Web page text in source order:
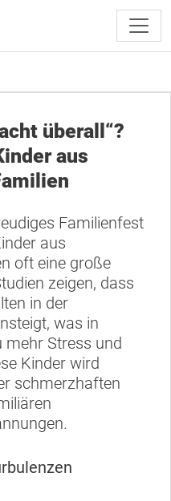
überall“?
aus
Familienfest
aus
oft eine große
zeigen, dass
in der
was in
mehr Stress und
Kinder wird
schmerzhaften